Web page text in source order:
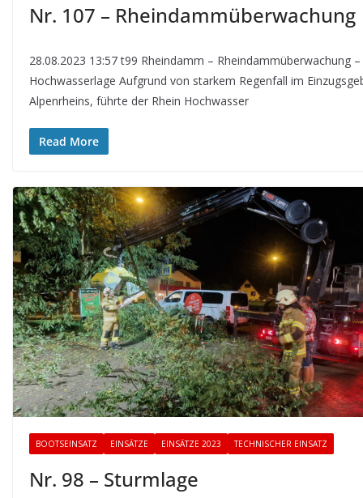
Nr. 107 – Rheindammüberwachung
28.08.2023 13:57 t99 Rheindamm – Rheindammüberwachung –
Hochwasserlage Aufgrund von starkem Regenfall im
Alpenrheins, führte der Rhein Hochwasser
Read More
BOOTSEINSATZ EINSÄTZE EINSÄTZE 2023 TECHNISCHER EINSATZ
Nr. 98 – Sturmlage